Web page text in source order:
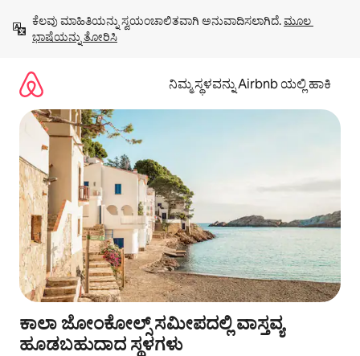
ಹೋಗಿ
ಕೆಲವು ಮಾಹಿತಿಯನ್ನು ಸ್ವಯಂಚಾಲಿತವಾಗಿ ಅನುವಾದಿಸಲಾಗಿದೆ. ಮೂಲ
ಭಾಷೆಯನ್ನು ತೋರಿಸಿ
ನಿಮ್ಮ ಸ್ಥಳವನ್ನು Airbnb ಯಲ್ಲಿ ಹಾಕಿ
ಕಾಲಾ ಜೋಂಕೋಲ್ಸ್ ಸಮೀಪದಲ್ಲಿ ವಾಸ್ತವ್ಯ
ಹೂಡಬಹುದಾದ ಸ್ಥಳಗಳು